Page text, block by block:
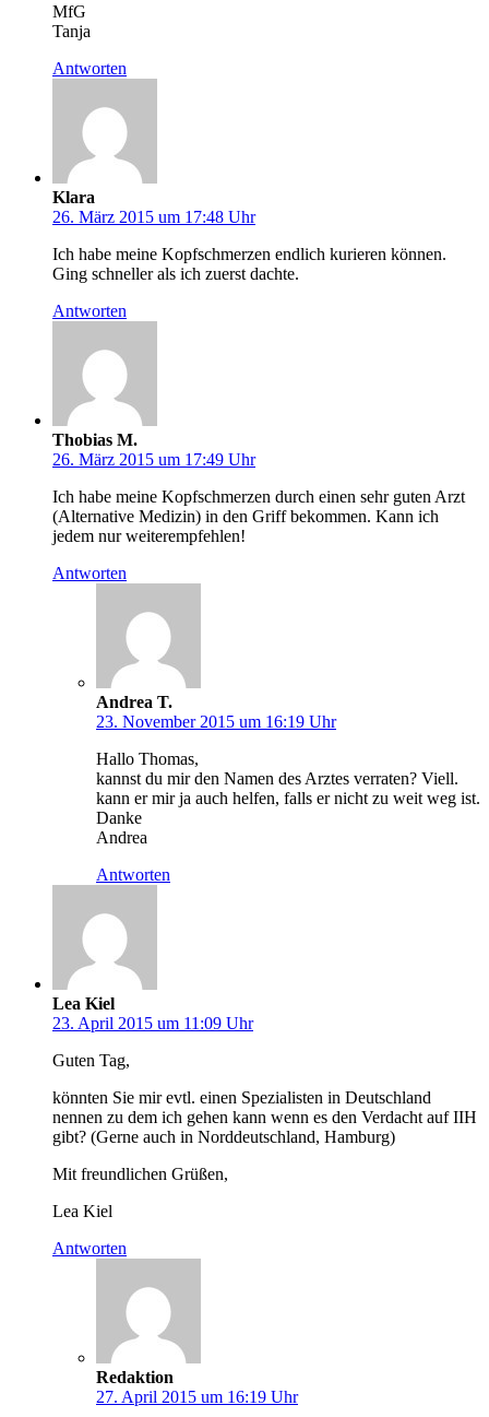
MfG
Tanja
Antworten
Klara
26. März 2015 um 17:48 Uhr
Ich habe meine Kopfschmerzen endlich kurieren können.
Ging schneller als ich zuerst dachte.
Antworten
Thobias M.
26. März 2015 um 17:49 Uhr
Ich habe meine Kopfschmerzen durch einen sehr guten Arzt
(Alternative Medizin) in den Griff bekommen. Kann ich
jedem nur weiterempfehlen!
Antworten
Andrea T.
23. November 2015 um 16:19 Uhr
Hallo Thomas,
kannst du mir den Namen des Arztes verraten? Viell.
kann er mir ja auch helfen, falls er nicht zu weit weg ist.
Danke
Andrea
Antworten
Lea Kiel
23. April 2015 um 11:09 Uhr
Guten Tag,
könnten Sie mir evtl. einen Spezialisten in Deutschland
nennen zu dem ich gehen kann wenn es den Verdacht auf IIH
gibt? (Gerne auch in Norddeutschland, Hamburg)
Mit freundlichen Grüßen,
Lea Kiel
Antworten
Redaktion
27. April 2015 um 16:19 Uhr